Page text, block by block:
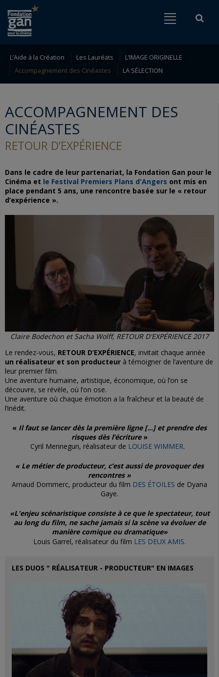
Go to content
Fondation
gan
pour
le
cinéma
Rechercher
L’Aide à la Création Les Lauréats
L’IMAGE ORIGINELLE
Accompagnement des Cinéastes
LA SÉLECTION
ACCOMPAGNEMENT DES
CINÉASTES
RETOUR D’EXPÉRIENCE
Dans le cadre de leur partenariat, la Fondation Gan pour le
Cinéma et le Festival Premiers Plans d'Angers ont mis en
place pendant 5 ans, une rencontre basée sur le « retour
d’expérience ».
Claire Bodechon et Sacha Wolff, RETOUR D'EXPÉRIENCE 2017
Le rendez-vous, RETOUR D’EXPÉRIENCE, invitait chaque année
un réalisateur et son producteur à témoigner de l’aventure de
leur premier film.
Une aventure humaine, artistique, économique, où l’on se
découvre, se révèle, où l’on ose.
Une aventure où chaque émotion a la fraîcheur et la beauté de
l‘inédit.
« Il faut se lancer dès la première ligne […] et prendre des
risques dès l’écriture»
Cyril Mennegun, réalisateur de LOUISE WIMMER.
« Le métier de producteur, c’est aussi de provoquer des
rencontres »
Arnaud Dommerc, producteur du film DES ÉTOILES de Dyana
Gaye.
«L'enjeu scénaristique consiste à ce que le spectateur, tout
au long du film, ne sache jamais si la scène va évoluer de
manière comique ou dramatique»
Louis Garrel, réalisateur du film LES DEUX AMIS.
LES DUOS " RÉALISATEUR - PRODUCTEUR" EN IMAGES